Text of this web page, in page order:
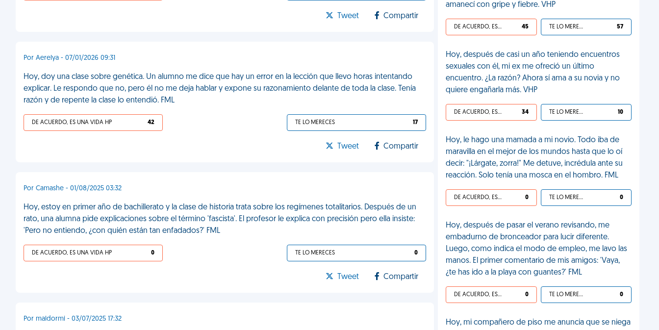
Tweet Compartir
Por Aerelya - 07/01/2026 09:31
Hoy, doy una clase sobre genética. Un alumno me dice que hay un error en la lección que llevo horas intentando
explicar. Le respondo que no, pero él no me deja hablar y expone su razonamiento delante de toda la clase. Tenía
razón y de repente la clase lo entendió. FML
DE ACUERDO, ES UNA VIDA HP 42 TE LO MERECES 17
Tweet Compartir
Por Camashe - 01/08/2025 03:32
Hoy, estoy en primer año de bachillerato y la clase de historia trata sobre los regímenes totalitarios. Después de un
rato, una alumna pide explicaciones sobre el término 'fascista'. El profesor le explica con precisión pero ella insiste:
'Pero no entiendo, ¿con quién están tan enfadados?' FML
DE ACUERDO, ES UNA VIDA HP 0 TE LO MERECES 0
Tweet Compartir
Por maldormi - 03/07/2025 17:32
amanecí con gripe y fiebre. VHP
DE ACUERDO, ES UNA VIDA HP 45 TE LO MERECES 57
Hoy, después de casi un año teniendo encuentros
sexuales con él, mi ex me ofreció un último
encuentro. ¿La razón? Ahora sí ama a su novia y no
quiere engañarla más. VHP
DE ACUERDO, ES UNA VIDA HP 34 TE LO MERECES 10
Hoy, le hago una mamada a mi novio. Todo iba de
maravilla en el mejor de los mundos hasta que lo oí
decir: "¡Lárgate, zorra!" Me detuve, incrédula ante su
reacción. Solo tenía una mosca en el hombro. FML
DE ACUERDO, ES UNA VIDA HP 0 TE LO MERECES 0
Hoy, después de pasar el verano revisando, me
embadurno de bronceador para lucir diferente.
Luego, como indica el modo de empleo, me lavo las
manos. El primer comentario de mis amigos: 'Vaya,
¿te has ido a la playa con guantes?' FML
DE ACUERDO, ES UNA VIDA HP 0 TE LO MERECES 0
Hoy, mi compañero de piso me anuncia que se niega